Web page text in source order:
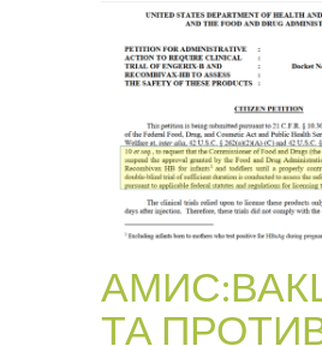
ЗА НАС
НАШЕ ПРАВО
ПРОЕКТИ
КОНТАКТ
ТА